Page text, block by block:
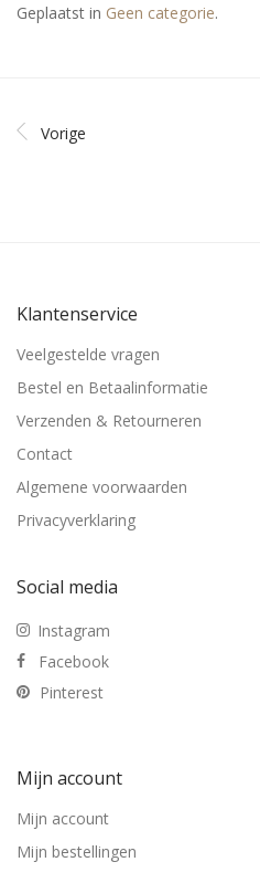
Geplaatst in Geen categorie.
Vorige
Klantenservice
Veelgestelde vragen
Bestel en Betaalinformatie
Verzenden & Retourneren
Contact
Algemene voorwaarden
Privacyverklaring
Social media
Instagram
Facebook
Pinterest
Mijn account
Mijn account
Mijn bestellingen